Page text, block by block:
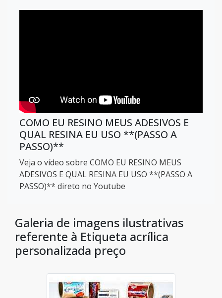
COMO EU RESINO MEUS ADESIVOS E
QUAL RESINA EU USO **(PASSO A
PASSO)**
Veja o vídeo sobre COMO EU RESINO MEUS
ADESIVOS E QUAL RESINA EU USO **(PASSO A
PASSO)** direto no Youtube
Galeria de imagens ilustrativas
referente à Etiqueta acrílica
personalizada preço